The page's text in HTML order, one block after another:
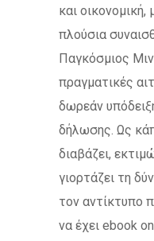
και
πλούσια
Παγκόσμιος
πραγματικές
δωρεάν
δήλωσης. Ως
διαβάζει,
γιορτάζει τη
τον αντίκτυπο
να έχει ebook